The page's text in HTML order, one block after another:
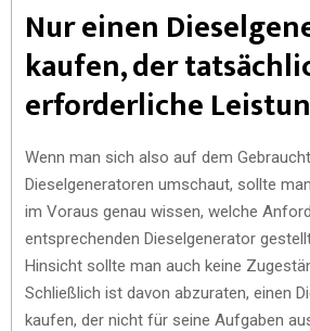
Nur einen
kaufen, der
erforderliche
Wenn man sich also auf dem
Dieselgeneratoren umschaut, sollte
im Voraus genau wissen, welche
entsprechenden Dieselgenerator
Hinsicht sollte man auch keine
Schließlich ist davon abzuraten, einen
kaufen, der nicht für seine Aufgaben